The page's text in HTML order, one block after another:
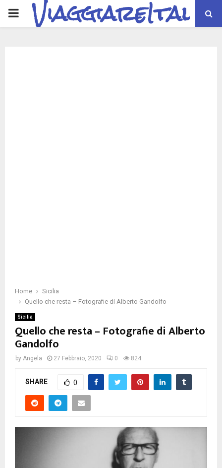
PRIMARYViaggiareItalia
Home
Sicilia
Quello che resta – Fotografie di Alberto Gandolfo
Sicilia
Quello che resta – Fotografie di Alberto
Gandolfo
by Angela 27 Febbraio, 2020 0 824
SHARE 0